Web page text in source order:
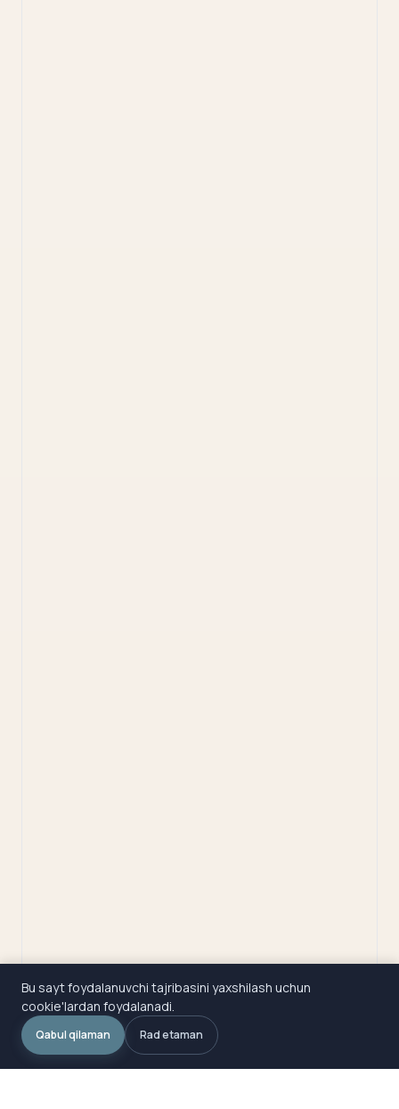
Bu sayt foydalanuvchi tajribasini yaxshilash uchun
cookie'lardan foydalanadi.
Qabul qilaman Rad etaman